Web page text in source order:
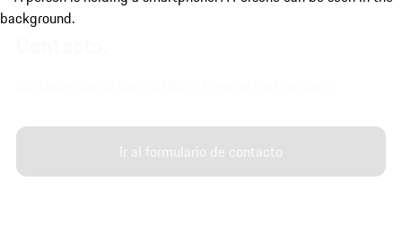
Ir al formulario de contacto